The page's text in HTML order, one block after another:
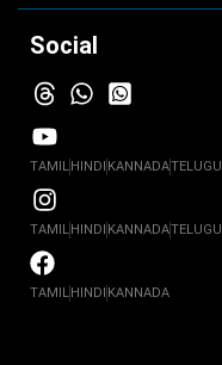
Social
TAMIL HINDI KANNADATELUGU
TAMIL HINDI KANNADATELUGU
TAMIL HINDI KANNADA